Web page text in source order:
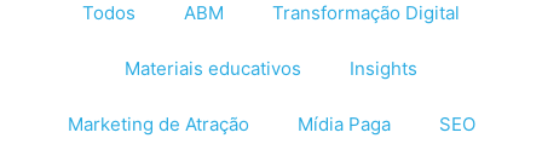
Todos ABM Transformação Digital
Materiais educativos Insights
Marketing de Atração Mídia Paga SEO